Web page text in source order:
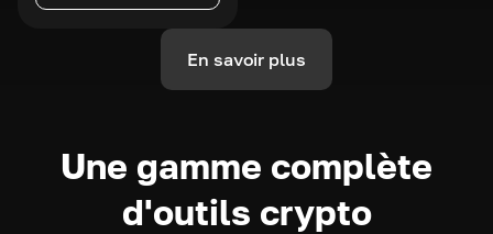
En savoir plus
Une gamme complète
d'outils crypto